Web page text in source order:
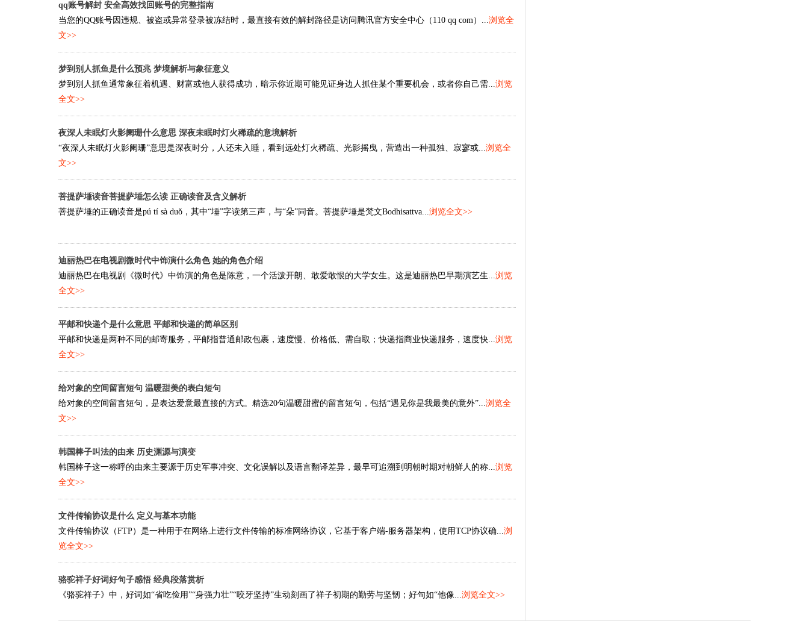
qq账号解封 安全高效找回账号的完整指南
当您的QQ账号因违规、被盗或异常登录被冻结时，最直接有效的解封路径是访问腾讯官方安全中心（110 qq com）...浏览全
文>>
梦到别人抓鱼是什么预兆 梦境解析与象征意义
梦到别人抓鱼通常象征着机遇、财富或他人获得成功，暗示你近期可能见证身边人抓住某个重要机会，或者你自己需...浏览
全文>>
夜深人未眠灯火影阑珊什么意思 深夜未眠时灯火稀疏的意境解析
“夜深人未眠灯火影阑珊”意思是深夜时分，人还未入睡，看到远处灯火稀疏、光影摇曳，营造出一种孤独、寂寥或...浏览全
文>>
菩提萨埵读音菩提萨埵怎么读 正确读音及含义解析
菩提萨埵的正确读音是pú tí sà duǒ，其中“埵”字读第三声，与“朵”同音。菩提萨埵是梵文Bodhisattva...浏览全文>>
迪丽热巴在电视剧微时代中饰演什么角色 她的角色介绍
迪丽热巴在电视剧《微时代》中饰演的角色是陈意，一个活泼开朗、敢爱敢恨的大学女生。这是迪丽热巴早期演艺生...浏览
全文>>
平邮和快递个是什么意思 平邮和快递的简单区别
平邮和快递是两种不同的邮寄服务，平邮指普通邮政包裹，速度慢、价格低、需自取；快递指商业快递服务，速度快...浏览
全文>>
给对象的空间留言短句 温暖甜美的表白短句
给对象的空间留言短句，是表达爱意最直接的方式。精选20句温暖甜蜜的留言短句，包括“遇见你是我最美的意外”...浏览全
文>>
韩国棒子叫法的由来 历史渊源与演变
韩国棒子这一称呼的由来主要源于历史军事冲突、文化误解以及语言翻译差异，最早可追溯到明朝时期对朝鲜人的称...浏览
全文>>
文件传输协议是什么 定义与基本功能
文件传输协议（FTP）是一种用于在网络上进行文件传输的标准网络协议，它基于客户端-服务器架构，使用TCP协议确...浏
览全文>>
骆驼祥子好词好句子感悟 经典段落赏析
《骆驼祥子》中，好词如“省吃俭用”“身强力壮”“咬牙坚持”生动刻画了祥子初期的勤劳与坚韧；好句如“他像...浏览全文>>